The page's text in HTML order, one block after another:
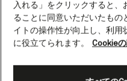
½ fl oz (15 ml) freshly
½ fl oz (15 ml) sugar
water).
Method
入れる」をクリックすると、
ることに同意いただいたも
イトの操作性が向上し、利用
に役立てられます。
Cookie